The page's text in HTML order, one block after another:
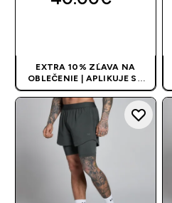
EXTRA 10% ZĽAVA NA
OBLEČENIE | APLIKUJE SA
AUTOMATICKY PRI KÚPE 3
KS